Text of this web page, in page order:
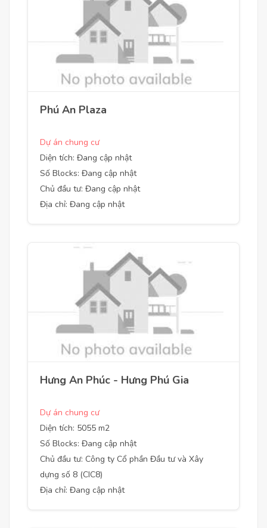
Phú An Plaza
Dự án chung cư
Diện tích: Đang cập nhật
Số Blocks: Đang cập nhật
Chủ đầu tư: Đang cập nhật
Địa chỉ: Đang cập nhật
Hưng An Phúc - Hưng Phú Gia
Dự án chung cư
Diện tích: 5055 m2
Số Blocks: Đang cập nhật
Chủ đầu tư: Công ty Cổ phần Đầu tư và Xây
dựng số 8 (CIC8)
Địa chỉ: Đang cập nhật